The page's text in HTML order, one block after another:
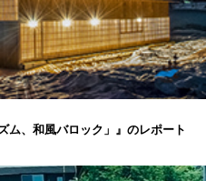
ム、和風バロック」』のレポート